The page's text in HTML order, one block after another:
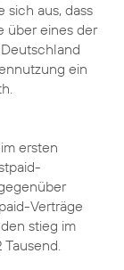
sich aus, dass
über eines der
ein
ersten
Verträge
stieg im